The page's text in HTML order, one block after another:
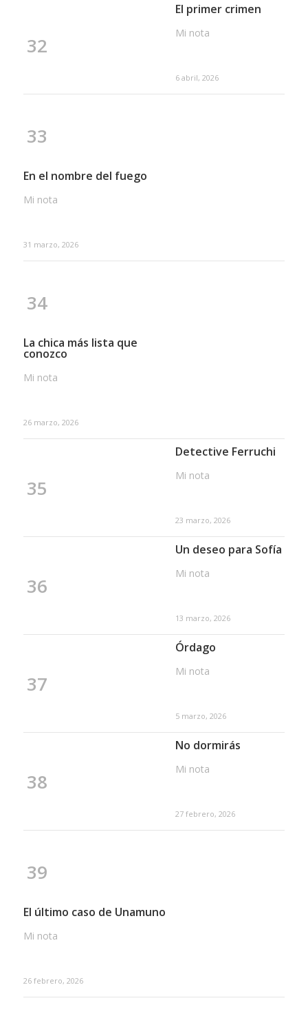
32
El primer crimen
Mi nota
6 abril, 2026
33
En el nombre del fuego
Mi nota
31 marzo, 2026
34
La chica más lista que
conozco
Mi nota
26 marzo, 2026
35
Detective Ferruchi
Mi nota
23 marzo, 2026
36
Un deseo para Sofía
Mi nota
13 marzo, 2026
37
Órdago
Mi nota
5 marzo, 2026
38
No dormirás
Mi nota
27 febrero, 2026
39
El último caso de Unamuno
Mi nota
26 febrero, 2026